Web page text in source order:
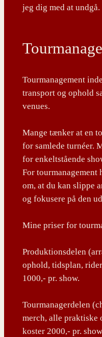
jeg dig med at undgå.
Tourmanagement
transport og ophold
venues.
Mange tænker at en
for samlede turnéer.
for enkeltstående
For tourmanagement
om, at du kan slippe
og fokusere på den
Mine priser for
Produktionsdelen
ophold, tidsplan,
1000,- pr. show.
Tourmanagerdelen
merch, alle praktiske
koster 2000,- pr.